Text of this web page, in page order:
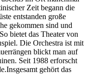
Zeit begann die
entstanden große
gekommen sind und
bietet das Theater von
Die Orchestra ist mit
blickt man auf
Seit 1988 erforscht
gehört das